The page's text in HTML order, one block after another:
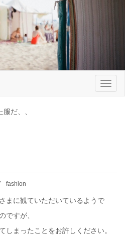
服だ、、
fashion
まに観ていただいているようで
ですが、
しまったことをお許しください。